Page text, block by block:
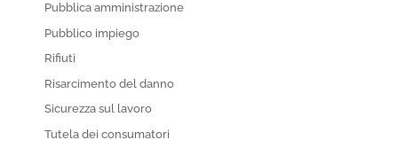
Pubblica amministrazione
Pubblico impiego
Rifiuti
Risarcimento del danno
Sicurezza sul lavoro
Tutela dei consumatori